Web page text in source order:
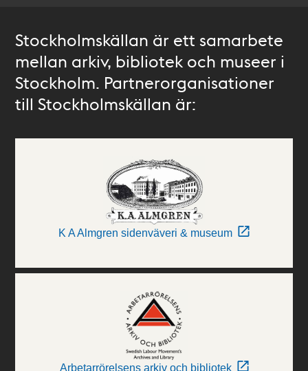
Stockholmskällan är ett samarbete
mellan arkiv, bibliotek och museer i
Stockholm. Partnerorganisationer
till Stockholmskällan är:
K A Almgren sidenväveri & museum
Arbetarrörelsens arkiv och bibliotek